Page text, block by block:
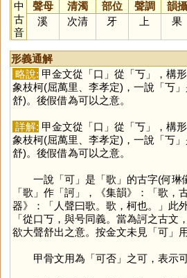
中
古
音
聲母 清濁 部位 聲調 韻攝
溪
次清 牙 上 果
形義通解
略說: 甲金文從「口 」從「丂」，構
象枝柯(屈萬里、李孝定)，一說「丂
舒)。後假借為可以之意。
詳解: 甲金文從「口 」從「丂」，構
象枝柯(屈萬里、李孝定)，一說「丂
舒)。後假借為可以之意。
一說「可」是「歌 」的古字(何
「歌 」作「訶」，《集韻》：「歌，
器》：「人聲曰歌。歌，柯也。」此
「從口丂，與号同義。當為訶之古文
欲大聲舒出之意。按金文未見「可」
甲骨文用為「可否」之可，表示可